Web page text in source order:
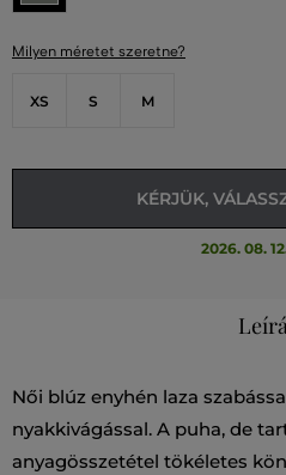
Milyen méretet szeretne?
XS S M
KÉRJÜK,
2026. 08.
Női blúz enyhén laza
nyakkivágással. A puha, de
anyagösszetétel tökéletes